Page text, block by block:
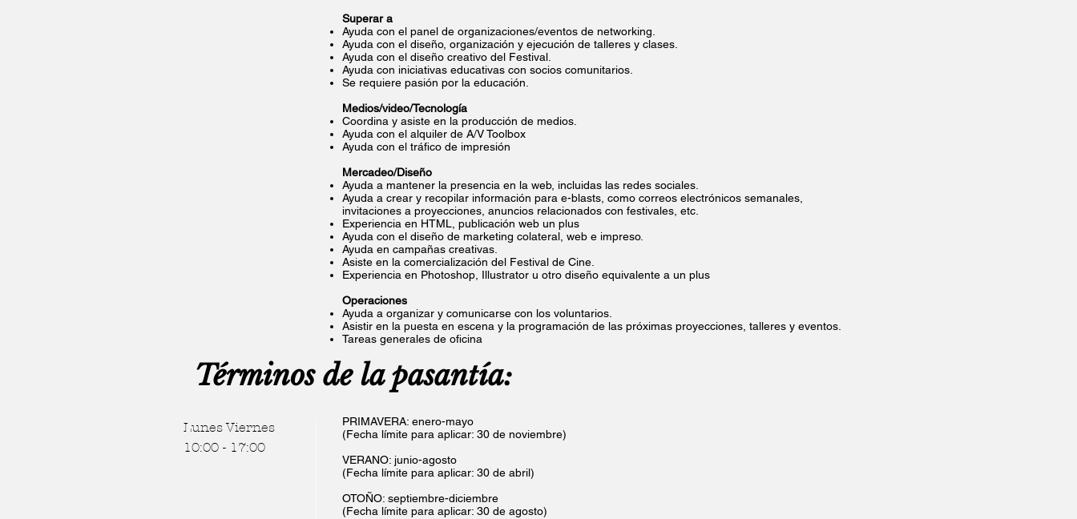
Superar a
Ayuda con el panel de organizaciones/eventos de networking.
Ayuda con el diseño, organización y ejecución de talleres y clases.
Ayuda con el diseño creativo del Festival.
Ayuda con iniciativas educativas con socios comunitarios.
Se requiere pasión por la educación.
Medios/video/Tecnología
Coordina y asiste en la producción de medios.
Ayuda con el alquiler de A/V Toolbox
Ayuda con el tráfico de impresión
Mercadeo/Diseño
Ayuda a mantener la presencia en la web, incluidas las redes sociales.
Ayuda a crear y recopilar información para e-blasts, como correos electrónicos semanales,
invitaciones a proyecciones, anuncios relacionados con festivales, etc.
Experiencia en HTML, publicación web un plus
Ayuda con el diseño de marketing colateral, web e impreso.
Ayuda en campañas creativas.
Asiste en la comercialización del Festival de Cine.
Experiencia en Photoshop, Illustrator u otro diseño equivalente a un plus
Operaciones
Ayuda a organizar y comunicarse con los voluntarios.
Asistir en la puesta en escena y la programación de las próximas proyecciones, talleres y eventos.
Tareas generales de oficina
Términos de la pasantía:
Lunes Viernes
10:00 - 17:00
PRIMAVERA: enero-mayo
(Fecha límite para aplicar: 30 de noviembre)
VERANO: junio-agosto
(Fecha límite para aplicar: 30 de abril)
OTOÑO: septiembre-diciembre
(Fecha límite para aplicar: 30 de agosto)